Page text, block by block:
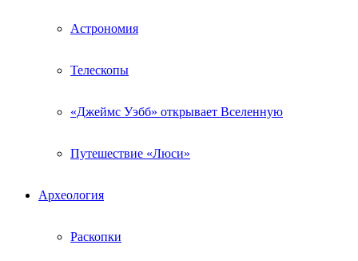
Астрономия
Телескопы
«Джеймс Уэбб» открывает Вселенную
Путешествие «Люси»
Археология
Раскопки